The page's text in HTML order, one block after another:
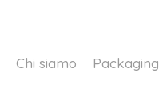
Chi siamo Packaging